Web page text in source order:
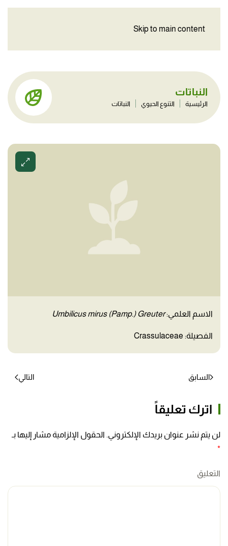
Skip to main content
النباتات
الرئيسية التنوع الحيوي النباتات
الاسم العلمي:Umbilicus mirus (Pamp.) Greuter
الفصيلة: Crassulaceae
السابق التالي
اترك تعليقاً
لن يتم نشر عنوان بريدك الإلكتروني. الحقول الإلزامية مشار إليها بـ
*
التعليق